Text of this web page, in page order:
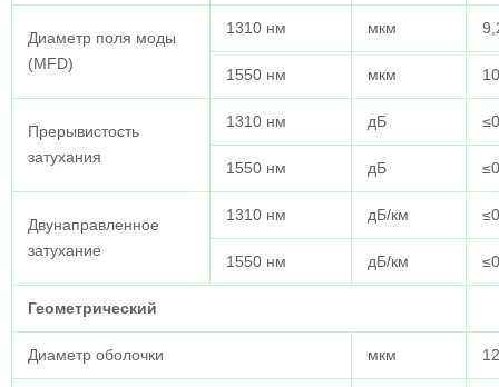
Диаметр поля моды
(MFD)
1310 нм мкм
1550 нм мкм
Прерывистость
затухания
1310 нм дБ
1550 нм дБ
Двунаправленное
затухание
1310 нм дБ/км
1550 нм дБ/км
Геометрический
Диаметр оболочки мкм